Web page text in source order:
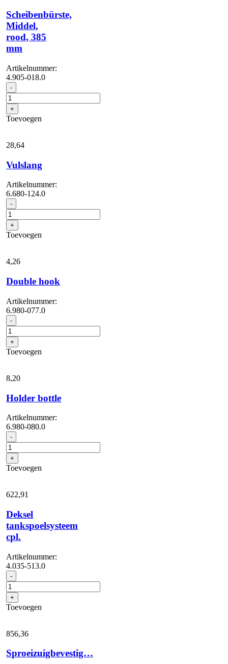
Scheibenbürste,
Middel,
rood, 385
mm
Artikelnummer:
4.905-018.0
- Scheibenbürste,
Middel,
rood,
385
mm
+
Toevoegen
28,64
Vulslang
Artikelnummer:
6.680-124.0
- Vulslang
aantal
+
Toevoegen
4,26
Double hook
Artikelnummer:
6.980-077.0
- Double
hook
aantal
+
Toevoegen
8,20
Holder bottle
Artikelnummer:
6.980-080.0
- Holder
bottle
aantal
+
Toevoegen
622,91
Deksel
tankspoelsysteem
cpl.
Artikelnummer:
4.035-513.0
- Deksel
tankspoelsysteem
cpl.
aantal
+
Toevoegen
856,36
Sproeizuigbevestig…